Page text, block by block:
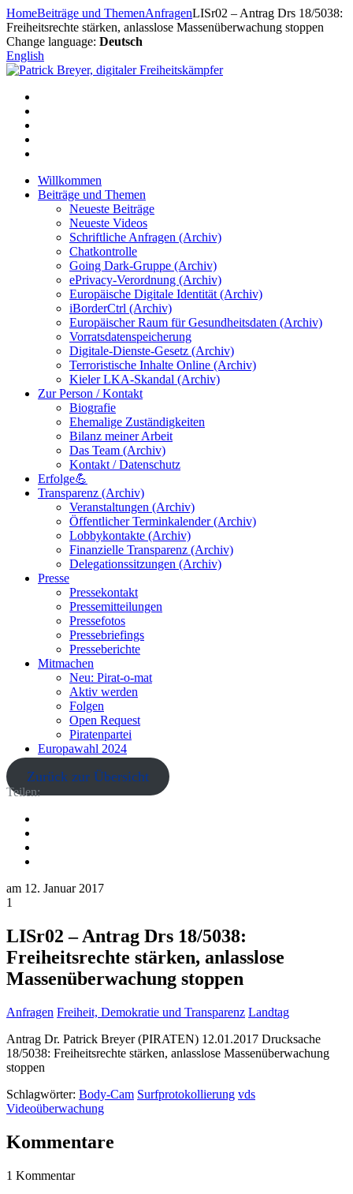
Zum
Inhalt
springen
HomeBeiträge und ThemenAnfragenLISr02 – Antrag Drs 18/5038:
Freiheitsrechte stärken, anlasslose Massenüberwachung stoppen
Change language: Deutsch
English
Willkommen
Beiträge und Themen
Neueste Beiträge
Neueste Videos
Schriftliche Anfragen (Archiv)
Chatkontrolle
Going Dark-Gruppe (Archiv)
ePrivacy-Verordnung (Archiv)
Europäische Digitale Identität (Archiv)
iBorderCtrl (Archiv)
Europäischer Raum für Gesundheitsdaten (Archiv)
Vorratsdatenspeicherung
Digitale-Dienste-Gesetz (Archiv)
Terroristische Inhalte Online (Archiv)
Kieler LKA-Skandal (Archiv)
Zur Person / Kontakt
Biografie
Ehemalige Zuständigkeiten
Bilanz meiner Arbeit
Das Team (Archiv)
Kontakt / Datenschutz
Erfolge💪
Transparenz (Archiv)
Veranstaltungen (Archiv)
Öffentlicher Terminkalender (Archiv)
Lobbykontakte (Archiv)
Finanzielle Transparenz (Archiv)
Delegationssitzungen (Archiv)
Presse
Pressekontakt
Pressemitteilungen
Pressefotos
Pressebriefings
Presseberichte
Mitmachen
Neu: Pirat-o-mat
Aktiv werden
Folgen
Open Request
Piratenpartei
Europawahl 2024
Zurück zur Übersicht
Teilen:
am 12. Januar 2017
1
LISr02 – Antrag Drs 18/5038:
Freiheitsrechte stärken, anlasslose
Massenüberwachung stoppen
Anfragen Freiheit, Demokratie und Transparenz Landtag
Antrag Dr. Patrick Breyer (PIRATEN) 12.01.2017 Drucksache
18/5038: Freiheitsrechte stärken, anlasslose Massenüberwachung
stoppen
Schlagwörter: Body-Cam Surfprotokollierung vds
Videoüberwachung
Kommentare
1 Kommentar